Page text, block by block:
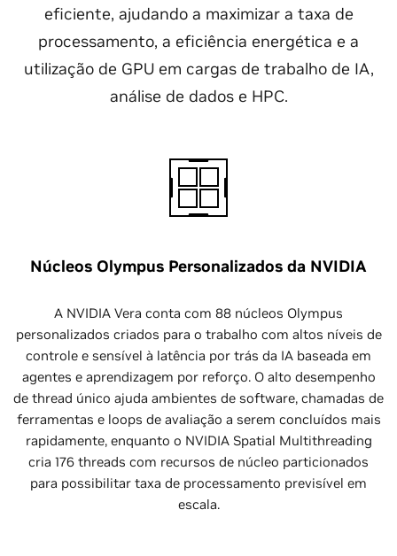
eficiente, ajudando a maximizar a taxa de
processamento, a eficiência energética e a
utilização de GPU em cargas de trabalho de IA,
análise de dados e HPC.
Núcleos Olympus Personalizados da NVIDIA
A NVIDIA Vera conta com 88 núcleos Olympus
personalizados criados para o trabalho com altos níveis de
controle e sensível à latência por trás da IA baseada em
agentes e aprendizagem por reforço. O alto desempenho
de thread único ajuda ambientes de software, chamadas de
ferramentas e loops de avaliação a serem concluídos mais
rapidamente, enquanto o NVIDIA Spatial Multithreading
cria 176 threads com recursos de núcleo particionados
para possibilitar taxa de processamento previsível em
escala.